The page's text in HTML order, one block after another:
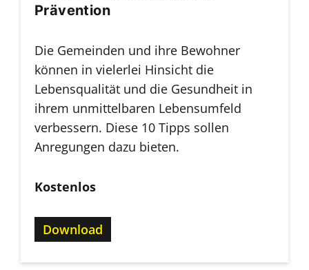
Prävention
Die Gemeinden und ihre Bewohner
können in vielerlei Hinsicht die
Lebensqualität und die Gesundheit in
ihrem unmittelbaren Lebensumfeld
verbessern. Diese 10 Tipps sollen
Anregungen dazu bieten.
Kostenlos
Download